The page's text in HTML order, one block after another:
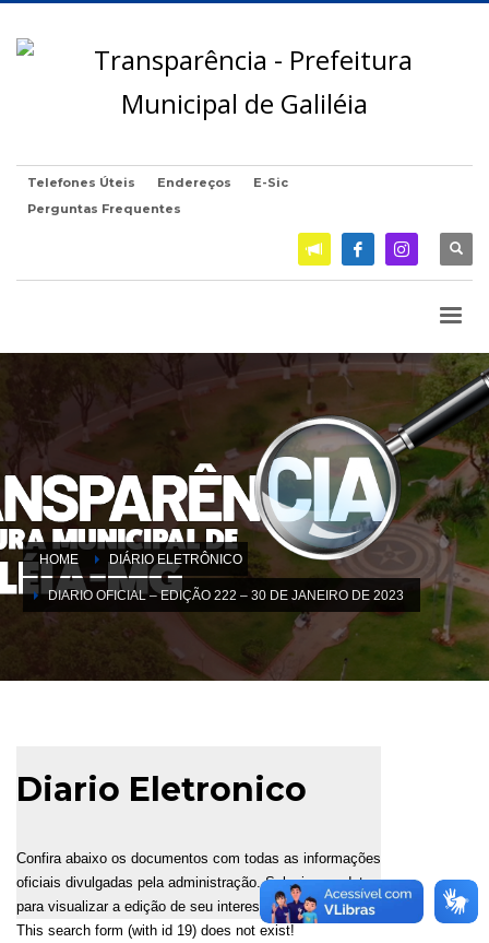
Telefones Úteis Endereços
E-Sic
Perguntas Frequentes
HOME DIÁRIO ELETRÔNICO
DIARIO OFICIAL – EDIÇÃO 222 – 30 DE JANEIRO DE 2023
Diario Eletronico
Confira abaixo os documentos com todas as informações
oficiais divulgadas pela administração. Selecione a data
para visualizar a edição de seu interesse.
This search form (with id 19) does not exist!